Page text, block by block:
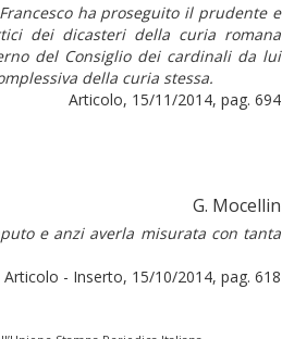
ha proseguito il prudente e
dei dicasteri della curia romana
del Consiglio dei cardinali da lui
della curia stessa.
Articolo, 15/11/2014, pag. 694
G. Mocellin
e anzi averla misurata con tanta
Articolo - Inserto, 15/10/2014, pag. 618